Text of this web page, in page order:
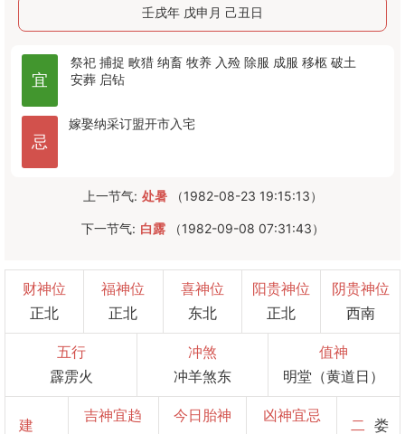
壬戌年 戊申月 己丑日
宜
祭祀 捕捉 畋猎 纳畜 牧养 入殓 除服 成服 移柩 破土
安葬 启钻
忌
嫁娶纳采订盟开市入宅
上一节气: 处暑 （1982-08-23 19:15:13）
下一节气: 白露 （1982-09-08 07:31:43）
财神位
正北
福神位
正北
喜神位
东北
阳贵神位
正北
阴贵神位
西南
五行
霹雳火
冲煞
冲羊煞东
值神
明堂（黄道日）
建
吉神宜趋
今日胎神
凶神宜忌
二 娄